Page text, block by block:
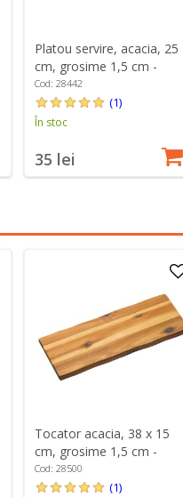
Platou servire, acacia, 25
cm, grosime 1,5 cm -
Kesper
Cod: 28442
(1)
În stoc
35 lei
Tocator acacia, 38 x 15
cm, grosime 1,5 cm -
Kesper
Cod: 28500
(1)